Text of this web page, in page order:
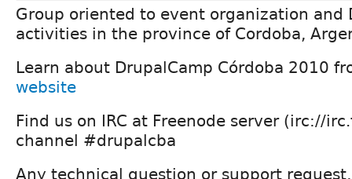
Group oriented to event organization and
activities in the province of Cordoba,
Learn about DrupalCamp Córdoba 2010
website
Find us on IRC at Freenode server (irc://
channel #drupalcba
Any technical question or support